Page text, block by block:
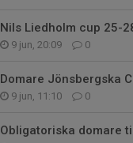
Nils Liedholm cup 25-
9 jun, 20:09 0
Domare Jönsbergska
9 jun, 11:10 0
Obligatoriska domare